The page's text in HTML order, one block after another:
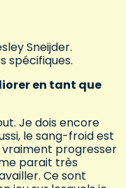
Sneijder.
spécifiques.
en tant que
Je dois encore
le sang-froid est
vraiment progresser
parait très
Ce sont